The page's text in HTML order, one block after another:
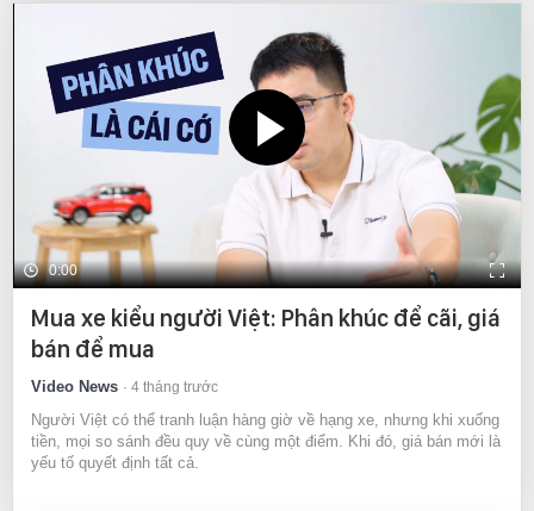
0:00
Mua xe kiểu người Việt: Phân khúc để cãi, giá
bán để mua
Video News 4 tháng trước
Người Việt có thể tranh luận hàng giờ về hạng xe, nhưng khi xuống
tiền, mọi so sánh đều quy về cùng một điểm. Khi đó, giá bán mới là
yếu tố quyết định tất cả.